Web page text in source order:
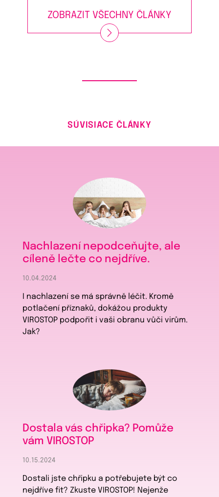
ZOBRAZIT VŠECHNY ČLÁNKY
SÚVISIACE ČLÁNKY
Nachlazení nepodceňujte, ale
cíleně lečte co nejdříve.
10.04.2024
I nachlazení se má správně léčit. Kromě
potlačení příznaků, dokážou produkty
VIROSTOP podpořit i vaši obranu vůči virům.
Jak?
Dostala vás chřipka? Pomůže
vám VIROSTOP
10.15.2024
Dostali jste chřipku a potřebujete být co
nejdříve fit? Zkuste VIROSTOP! Nejenže